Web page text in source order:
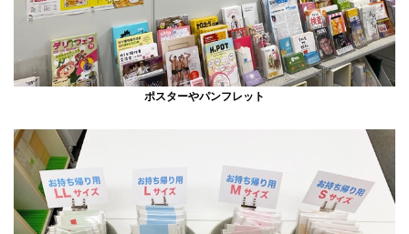
ポスターやパンフレット